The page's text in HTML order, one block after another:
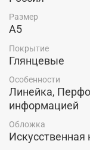
позволяет легко
сумке.
Размер
А5
Покрытие
Глянцевые
Особенности
Линейка,
информацией
Обложка
Искусственная